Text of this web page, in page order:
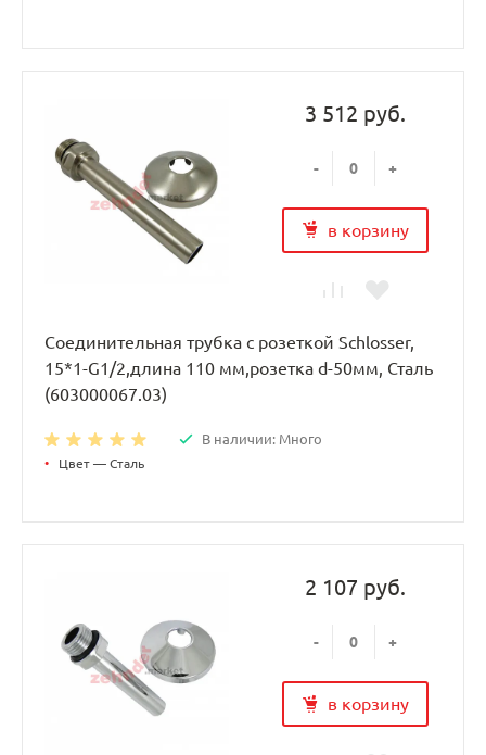
3 512 руб.
- +
в корзину
Соединительная трубка с розеткой Schlosser,
15*1-G1/2,длина 110 мм,розетка d-50мм, Сталь
(603000067.03)
В наличии: Много
• Цвет — Сталь
2 107 руб.
- +
в корзину